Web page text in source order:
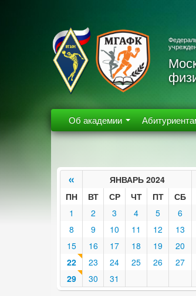
Об академии
« ЯНВАРЬ 2024
ПН ВТ СР ЧТ ПТ СБ
1
2 3 4 5 6
8
9 10 11 12 13
15
16 17 18 19 20
22
23 24 25 26 27
29
30 31